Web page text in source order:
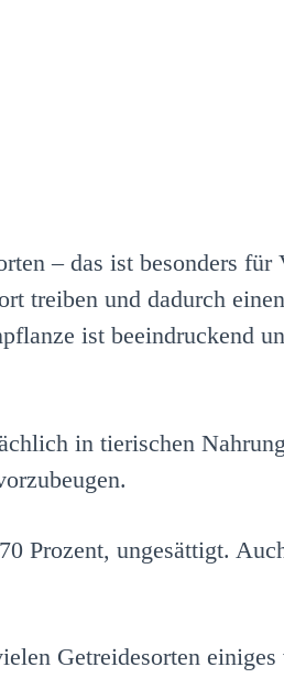
– das ist besonders für
treiben und dadurch
ist beeindruckend
in tierischen
Prozent, ungesättigt.
Getreidesorten einiges